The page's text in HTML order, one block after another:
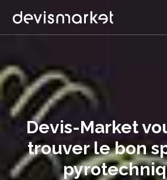
Devis-Market
trouver le bon